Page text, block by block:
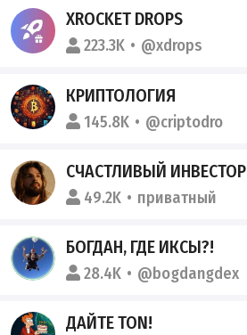
XROCKET DROPS
223.3K @xdrops
КРИПТОЛОГИЯ
145.8K @criptodro
СЧАСТЛИВЫЙ ИНВЕСТОР
49.2K приватный
БОГДАН, ГДЕ ИКСЫ?!
28.4K @bogdangdex
ДАЙТЕ TON!